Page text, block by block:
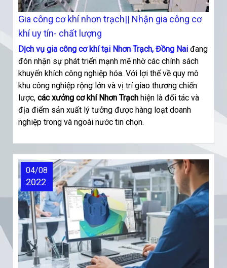
Gia công cơ khí nhơn trạch|| Nhận gia công cơ
khí uy tín- chất lượng
Dịch vụ gia công cơ khí tại Nhơn Trạch, Đồng Nai đang
đón nhận sự phát triển mạnh mẽ nhờ các chính sách
khuyến khích công nghiệp hóa. Với lợi thế về quy mô
khu công nghiệp rộng lớn và vị trí giao thương chiến
lược, các xưởng cơ khí Nhơn Trạch hiện là đối tác và
địa điểm sản xuất lý tưởng được hàng loạt doanh
nghiệp trong và ngoài nước tin chọn.
04/08
2022